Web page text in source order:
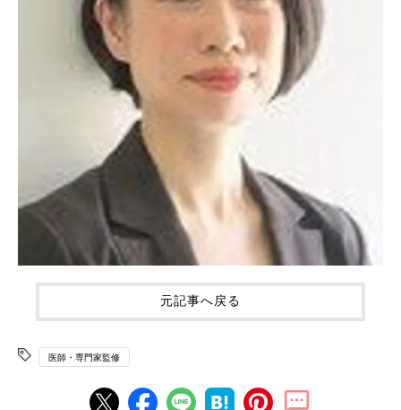
元記事へ戻る
医師・専門家監修